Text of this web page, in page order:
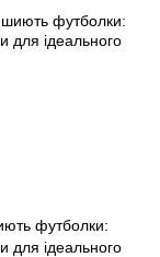
футболки:
для ідеального